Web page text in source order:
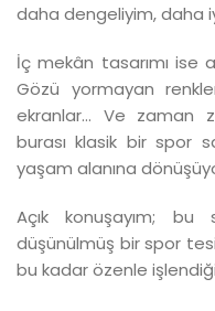
daha dengeliyim, daha
İç mekân tasarımı ise
Gözü yormayan
ekranlar… Ve zaman
burası klasik bir spor
yaşam alanına
Açık konuşayım;
düşünülmüş bir spor
bu kadar özenle